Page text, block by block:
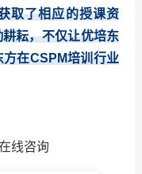
取了相应的授课资
耘，不仅让优培东
在CSPM培训行业
线咨询